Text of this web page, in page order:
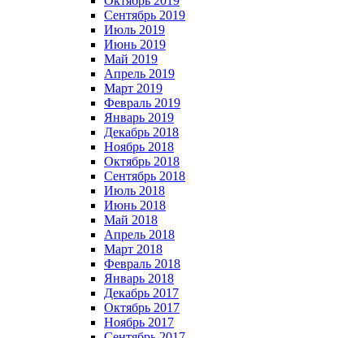
Сентябрь 2019
Июль 2019
Июнь 2019
Май 2019
Апрель 2019
Март 2019
Февраль 2019
Январь 2019
Декабрь 2018
Ноябрь 2018
Октябрь 2018
Сентябрь 2018
Июль 2018
Июнь 2018
Май 2018
Апрель 2018
Март 2018
Февраль 2018
Январь 2018
Декабрь 2017
Октябрь 2017
Ноябрь 2017